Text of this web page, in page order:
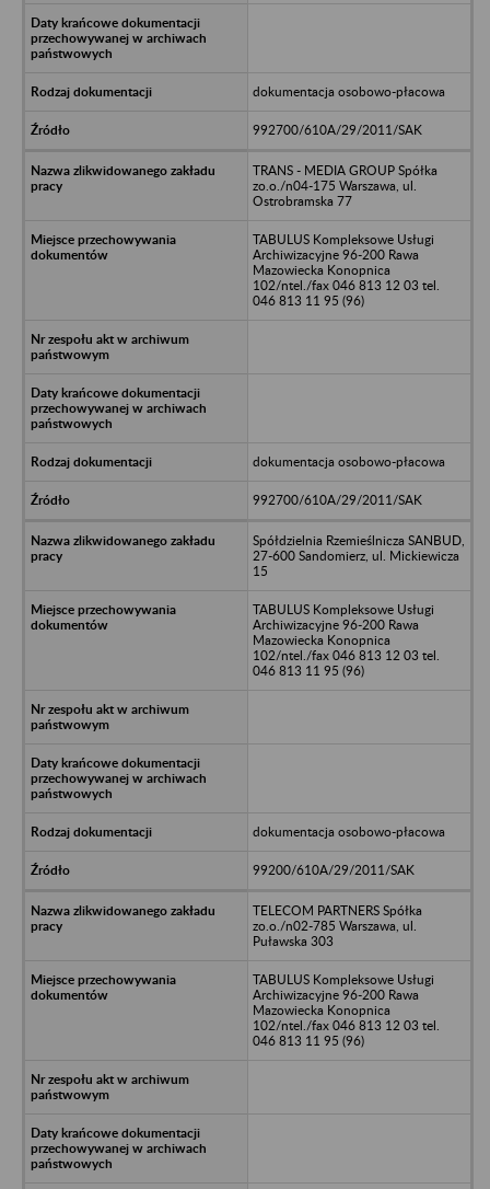
dokumentacja osobowo-płacowa
992700/610A/29/2011/SAK
TRANS - MEDIA GROUP Spółka
zo.o./n04-175 Warszawa, ul.
Ostrobramska 77
TABULUS Kompleksowe Usługi
Archiwizacyjne 96-200 Rawa
Mazowiecka Konopnica
102/ntel./fax 046 813 12 03 tel.
046 813 11 95 (96)
dokumentacja osobowo-płacowa
992700/610A/29/2011/SAK
Spółdzielnia Rzemieślnicza SANBUD,
27-600 Sandomierz, ul. Mickiewicza
15
TABULUS Kompleksowe Usługi
Archiwizacyjne 96-200 Rawa
Mazowiecka Konopnica
102/ntel./fax 046 813 12 03 tel.
046 813 11 95 (96)
dokumentacja osobowo-płacowa
99200/610A/29/2011/SAK
TELECOM PARTNERS Spółka
zo.o./n02-785 Warszawa, ul.
Puławska 303
TABULUS Kompleksowe Usługi
Archiwizacyjne 96-200 Rawa
Mazowiecka Konopnica
102/ntel./fax 046 813 12 03 tel.
046 813 11 95 (96)